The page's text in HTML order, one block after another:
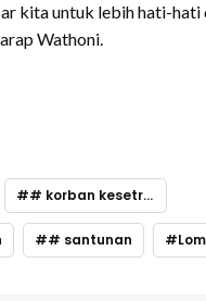
kita untuk lebih hati-hati
Wathoni.
# korban kesetrum
# santunan